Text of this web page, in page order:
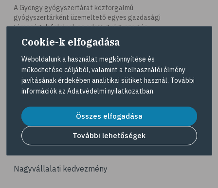
# szerecsendió
# gyógynövények
# magas vérnyomás
# szív- és érrendszer
# vérnyomás
# recept
# kávé
# gasztronómia
A Gyöngy gyógyszertárat közforgalmú
gyógyszertárként üzemeltető egyes gazdasági
társaságok felelnek az adott gyógyszertár
működésért. A Gyöngy gyógyszertárak listáját és
elérhetőségeit a Gyógyszertár kereső
tekintheti meg.
Navigáció
Dermokozmetikumok
Gyöngy Patika Magazin
Nagyvállalati kedvezmény
Cookie-k elfogadása
Weboldalunk a használat megkönnyítése és
működtetése céljából, valamint a felhasználói élmény
javításának érdekében analitikai sütiket használ. További
információk az Adatvédelmi nyilatkozatban.
Összes elfogadása
További lehetőségek